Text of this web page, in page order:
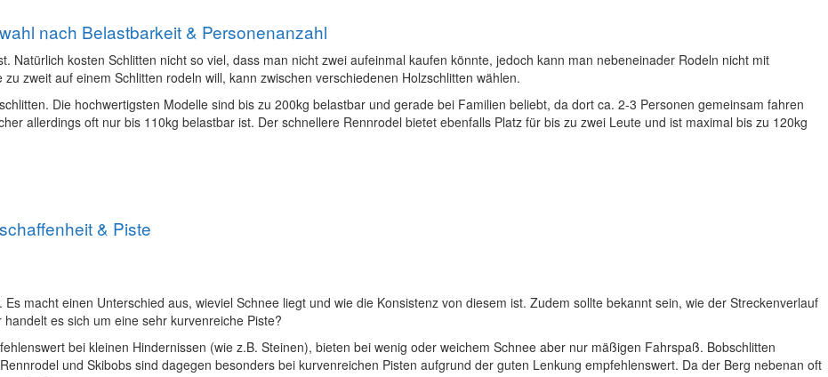
nach Belastbarkeit & Personenanzahl
Natürlich kosten Schlitten nicht so viel, dass man nicht zwei aufeinmal kaufen könnte, jedoch kann man nebeneinader Rodeln nicht mit
zweit auf einem Schlitten rodeln will, kann zwischen verschiedenen Holzschlitten wählen.
Die hochwertigsten Modelle sind bis zu 200kg belastbar und gerade bei Familien beliebt, da dort ca. 2-3 Personen gemeinsam fahren
allerdings oft nur bis 110kg belastbar ist. Der schnellere Rennrodel bietet ebenfalls Platz für bis zu zwei Leute und ist maximal bis zu 120kg
& Piste
macht einen Unterschied aus, wieviel Schnee liegt und wie die Konsistenz von diesem ist. Zudem sollte bekannt sein, wie der Streckenverlauf
es sich um eine sehr kurvenreiche Piste?
bei kleinen Hindernissen (wie z.B. Steinen), bieten bei wenig oder weichem Schnee aber nur mäßigen Fahrspaß. Bobschlitten
und Skibobs sind dagegen besonders bei kurvenreichen Pisten aufgrund der guten Lenkung empfehlenswert. Da der Berg nebenan oft